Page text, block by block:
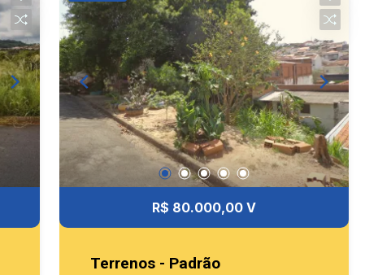
R$ 80.000,00 V
Terrenos - Padrão